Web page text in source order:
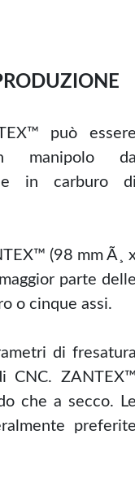
può
manipolo
in carburo
(98 mm Ã¸
parte
o cinque assi.
di
CNC.
che a secco.